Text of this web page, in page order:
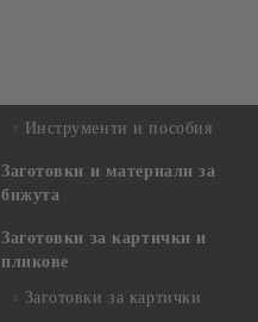
Инструменти и пособия
Заготовки и материали за
бижута
Заготовки за картички и
пликове
Заготовки за картички